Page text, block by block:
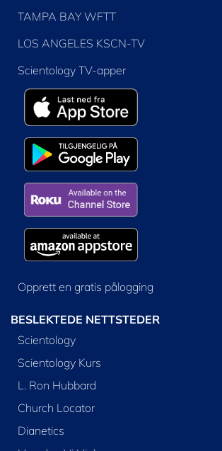
TAMPA BAY WFTT
LOS ANGELES KSCN-TV
Scientology TV-apper
Opprett en gratis pålogging
BESLEKTEDE NETTSTEDER
Scientology
Scientology Kurs
L. Ron Hubbard
Church Locator
Dianetics